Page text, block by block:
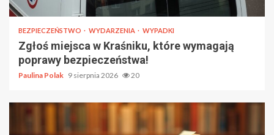
BEZPIECZEŃSTWO WYDARZENIA WYPADKI
Zgłoś miejsca w Kraśniku, które wymagają
poprawy bezpieczeństwa!
Paulina Polak 9 sierpnia 2026 20